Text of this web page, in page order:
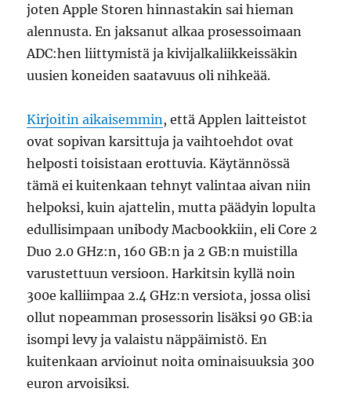
joten Apple Storen hinnastakin sai hieman
alennusta. En jaksanut alkaa prosessoimaan
ADC:hen liittymistä ja kivijalkaliikkeissäkin
uusien koneiden saatavuus oli nihkeää.
Kirjoitin aikaisemmin , että Applen laitteistot
ovat sopivan karsittuja ja vaihtoehdot ovat
helposti toisistaan erottuvia. Käytännössä
tämä ei kuitenkaan tehnyt valintaa aivan niin
helpoksi, kuin ajattelin, mutta päädyin lopulta
edullisimpaan unibody Macbookkiin, eli Core 2
Duo 2.0 GHz:n, 160 GB:n ja 2 GB:n muistilla
varustettuun versioon. Harkitsin kyllä noin
300e kalliimpaa 2.4 GHz:n versiota, jossa olisi
ollut nopeamman prosessorin lisäksi 90 GB:ia
isompi levy ja valaistu näppäimistö. En
kuitenkaan arvioinut noita ominaisuuksia 300
euron arvoisiksi.